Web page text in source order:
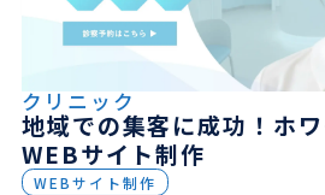
クリニック
地域での集客に成功！ホ
WEBサイト制作
WEBサイト制作